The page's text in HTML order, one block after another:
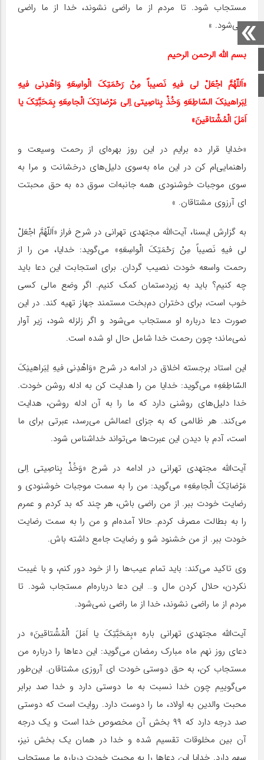
صفحه اصلی
اینستاگرام
مستجاب شود. تا مردم از ما راضی نشوند، خدا از ما راضی
نمی‌شود. »
بسم الله الرحمن الرحیم
«اَللّهُمَّ اجْعَلْ لی فیهِ نَصیباً مِنْ رَحْمَتِکَ الْواسِعَهِ وَاهْدِنی فیهِ
لِبَراهینِکَ السّاطِعَهِ وَخُذْ بِناصِیتی اِلی مَرْضاتِکَ الْجامِعَهِ بِمَحَبَّتِکَ یا
اَمَلَ الْمُشْتاقینَ»
«خدایا قرار ده برایم در این روز بهره‌ای از رحمت وسیعت و
راهنمایی‌ام کن در این ماه به‌سوی دلیل‌های درخشانت و مرا به
‌سوی موجبات خوشنودی همه جانبه‌ات سوق ده به حق محبتت
‌ای آرزوی مشتاقان. »
به گزارش ایسنا، آیت‌الله مجتهدی تهرانی در شرح فراز «اَللّهُمَّ اجْعَلْ
لی فیهِ نَصیباً مِنْ رَحْمَتِکَ الْواسِعَهِ» می‌گوید: خدایا، من را از
رحمت واسعه خودت نصیب گردان. برای استجابت این دعا باید
چه کنیم؟ باید به زیردستمان کمک کنیم. اگر وضع مالی کسی
خوب است، برای دختران دم‌بخت مستمند جهاز تهیه کند. در این
صورت دعا درباره او مستجاب می‌شود و اگر زلزله شود، زیر آوار
نمی‌ماند؛ چون رحمت خدا شامل حال او شده است.
این استاد برجسته اخلاق در ادامه در شرح «وَاهْدِنی فیهِ لِبَراهینِکَ
السّاطِعَهِ» می‌گوید: خدایا من را هدایت کن به ادله روشن خودت.
خدا دلیل‌های روشنی دارد که ما را به آن ادله روشن، هدایت
می‌کند. هر ظالمی که به جزای اعمالش می‌رسد، عبرتی برای ما
است، آدم با دیدن این عبرت‌ها می‌تواند خداشناس شود.
آیت‌الله مجتهدی تهرانی در ادامه در شرح «وَخُذْ بِناصِیتی اِلی
مَرْضاتِکَ الْجامِعَهِ» می‌گوید: من را به سمت موجبات خوشنودی و
رضایت خودت ببر. از من راضی باش، هر چند که بد کردم و عمرم
را به بطالت مصرف کردم. حالا آمده‌ام و من را به سمت رضایت
خودت ببر. از من خشنود شو و رضایت جامع داشته باش.
وی تاکید می‌کند: باید تمام عیب‌ها را از خود دور کنم، و با غیبت
نکردن، حلال کردن مال و… این دعا درباره‌ام مستجاب شود. تا
مردم از ما راضی نشوند، خدا از ما راضی نمی‌شود.
آیت‌الله مجتهدی تهرانی باره «بِمَحَبَّتِکَ یا اَمَلَ الْمُشْتاقینَ» در
دعای روز نهم ماه مبارک رمضان می‌گوید: این دعاها را درباره من
مستجاب کن، به حق دوستی خودت ای آروزی مشتاقان. این‌طور
می‌گوییم چون خدا نسبت به ما دوستی دارد و خدا صد برابر
محبت والدین به اولاد، ما را دوست دارد. روایت است که دوستی
صد درجه دارد که ۹۹ بخش آن مخصوص خدا است و یک درجه
آن بین مخلوقات تقسیم شده و خدا در همان یک بخش نیز،